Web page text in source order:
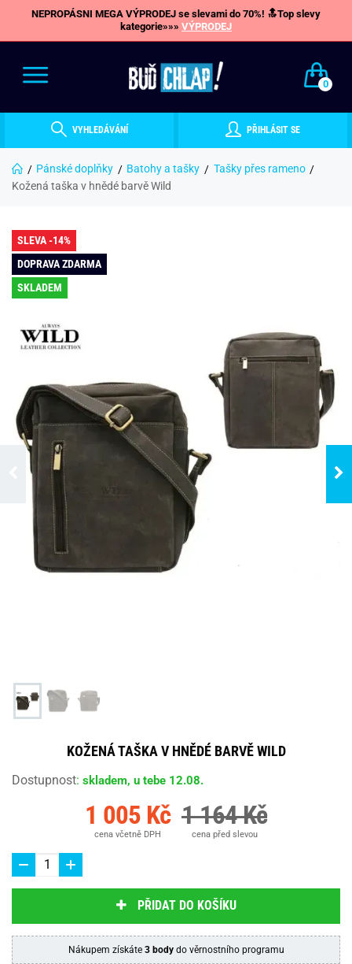
NEPROPÁSNI MEGA VÝPRODEJ se slevami do 70%! 🔝Top slevy
kategorie»»» VÝPRODEJ
0
VYHLEDÁVÁNÍ PŘIHLÁSIT SE
Pánské doplňky Batohy a tašky
Tašky přes rameno
Kožená taška v hnědé barvě Wild
SLEVA -14%
DOPRAVA ZDARMA
SKLADEM
KOŽENÁ TAŠKA V HNĚDÉ BARVĚ WILD
Dostupnost: skladem, u tebe 12.08.
1 005 Kč
cena včetně DPH
1 164 Kč
cena před slevou
PŘIDAT DO KOŠÍKU
Nákupem získáte 3 bodydo věrnostního programu